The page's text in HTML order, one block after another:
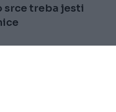
srce treba jesti